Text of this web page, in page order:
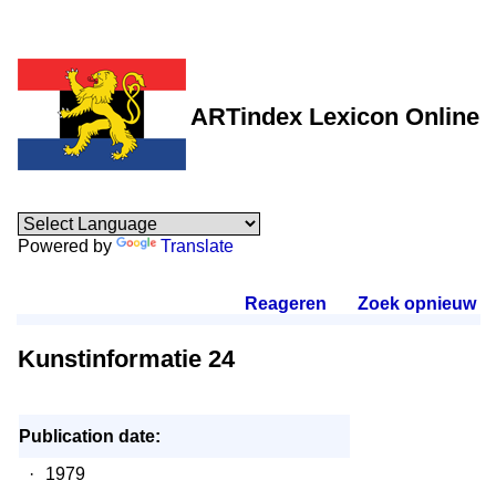
ARTindex Lexicon Online
Powered by Translate
Reageren Zoek opnieuw.
Kunstinformatie 24
Publication date:
·
1979